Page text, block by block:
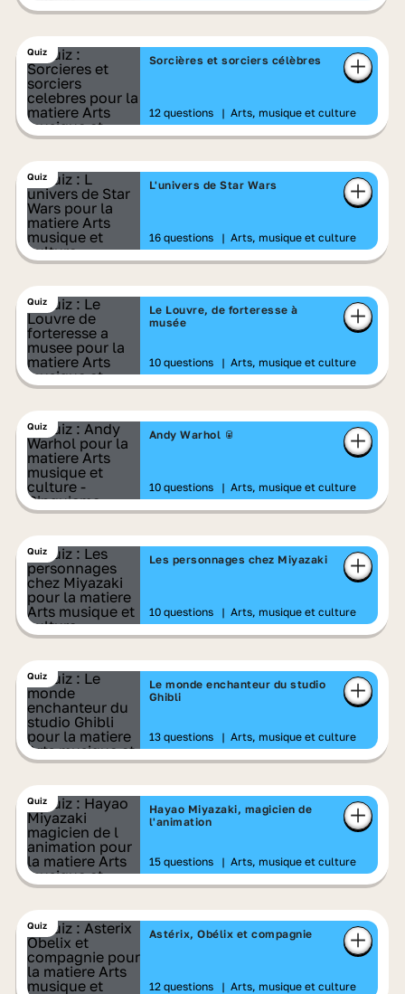
Quiz
Sorcières et sorciers célèbres
12 questions | Arts, musique et culture
Quiz
L'univers de Star Wars
16 questions | Arts, musique et culture
Quiz
Le Louvre, de forteresse à
musée
10 questions | Arts, musique et culture
Quiz
Andy Warhol 🥫
10 questions | Arts, musique et culture
Quiz
Les personnages chez Miyazaki
10 questions | Arts, musique et culture
Quiz
Le monde enchanteur du studio
Ghibli
13 questions | Arts, musique et culture
Quiz
Hayao Miyazaki, magicien de
l'animation
15 questions | Arts, musique et culture
Quiz
Astérix, Obélix et compagnie
12 questions | Arts, musique et culture